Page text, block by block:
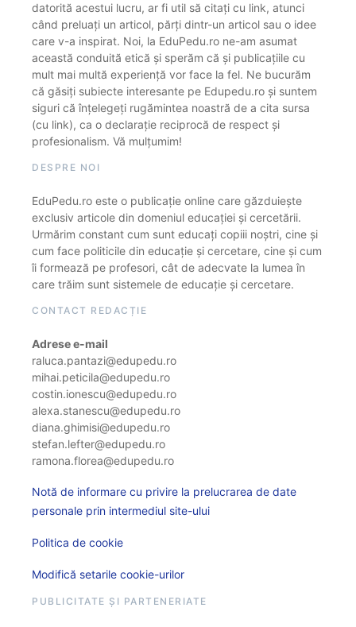
datorită acestui lucru, ar fi util să citați cu link, atunci
când preluați un articol, părți dintr-un articol sau o idee
care v-a inspirat. Noi, la EduPedu.ro ne-am asumat
această conduită etică și sperăm că și publicațiile cu
mult mai multă experiență vor face la fel. Ne bucurăm
că găsiți subiecte interesante pe Edupedu.ro și suntem
siguri că înțelegeți rugămintea noastră de a cita sursa
(cu link), ca o declarație reciprocă de respect și
profesionalism. Vă mulțumim!
DESPRE NOI
EduPedu.ro este o publicație online care găzduiește
exclusiv articole din domeniul educației și cercetării.
Urmărim constant cum sunt educați copiii noștri, cine și
cum face politicile din educație și cercetare, cine și cum
îi formează pe profesori, cât de adecvate la lumea în
care trăim sunt sistemele de educație și cercetare.
CONTACT REDACȚIE
Adrese e-mail
raluca.pantazi@edupedu.ro
mihai.peticila@edupedu.ro
costin.ionescu@edupedu.ro
alexa.stanescu@edupedu.ro
diana.ghimisi@edupedu.ro
stefan.lefter@edupedu.ro
ramona.florea@edupedu.ro
Notă de informare cu privire la prelucrarea de date
personale prin intermediul site-ului
Politica de cookie
Modifică setarile cookie-urilor
PUBLICITATE ȘI PARTENERIATE